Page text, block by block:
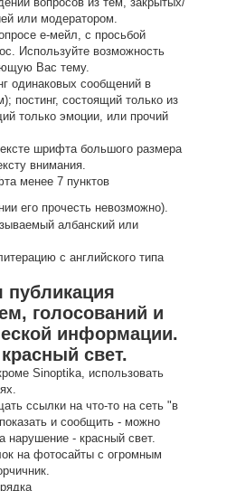
или модератором.
е-мейл, с просьбой
Используйте возможность
Вас тему.
одинаковых сообщений в
постинг, состоящий только из
только эмоции, или прочий
шрифта большого размера
внимания.
менее 7 пунктов
его прочесть невозможно).
албанский или
с английского типа
публикация
голосований и
информации.
свет.
Sinoptika, использовать
ссылки на что-то на сеть "в
и сообщить - можно
нарушение - красный свет.
на фотосайты с огромным